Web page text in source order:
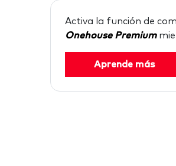
Activa la función de
Onehouse Premium
Aprende más